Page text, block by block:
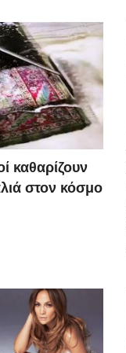
καθαρίζουν
στον κόσμο